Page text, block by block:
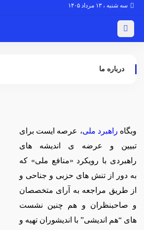
سه شنبه ، ۱۳ مرداد ۱۴۰۵
درباره ما
وبگاه راهبرد ملی، عرصه ایست برای
تبیین و عرضه ی اندیشه های
راهبردی با رویکرد «منافع ملی» که
به دور از تنش های حزبی و جناحی و
از طریق مراجعه به آرای متخصصان
و صاحبنظران و هم چنین نشست
های “هم اندیشی” با اندیشوران تهیه و